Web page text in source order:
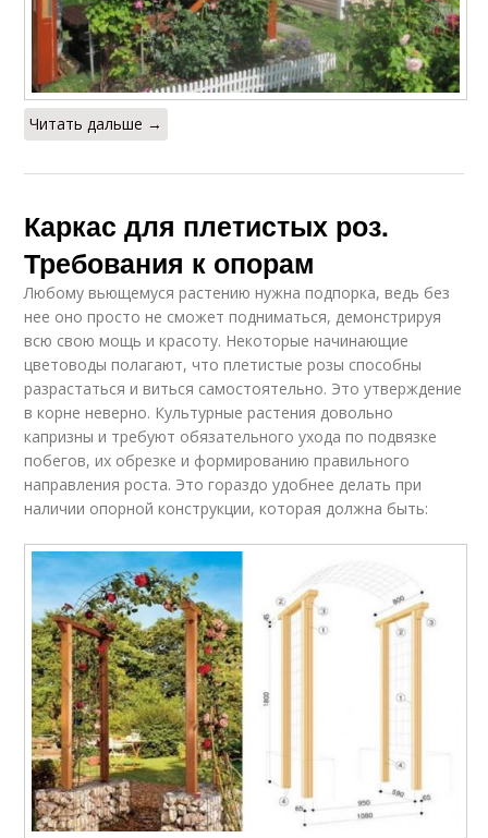
Читать дальше →
Каркас для плетистых роз.
Требования к опорам
Любому вьющемуся растению нужна подпорка, ведь без
нее оно просто не сможет подниматься, демонстрируя
всю свою мощь и красоту. Некоторые начинающие
цветоводы полагают, что плетистые розы способны
разрастаться и виться самостоятельно. Это утверждение
в корне неверно. Культурные растения довольно
капризны и требуют обязательного ухода по подвязке
побегов, их обрезке и формированию правильного
направления роста. Это гораздо удобнее делать при
наличии опорной конструкции, которая должна быть: